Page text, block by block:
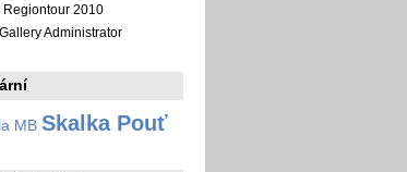
Regiontour 2010
Gallery Administrator
MB Skalka Pouť